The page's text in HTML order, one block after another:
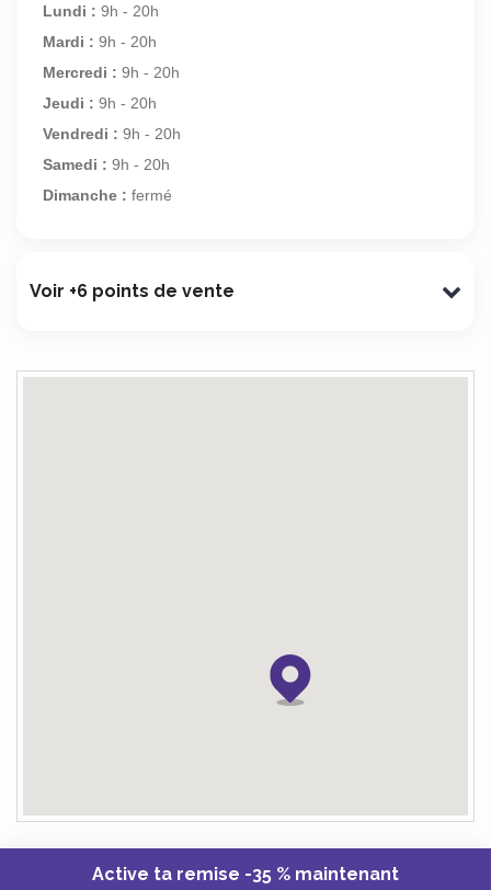
Lundi : 9h - 20h
Mardi : 9h - 20h
Mercredi : 9h - 20h
Jeudi : 9h - 20h
Vendredi : 9h - 20h
Samedi : 9h - 20h
Dimanche : fermé
Voir +6 points de vente
Active ta remise -35 % maintenant